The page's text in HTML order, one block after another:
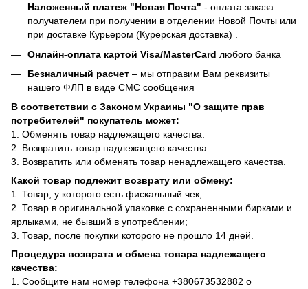
Наложенный платеж "Новая Почта" - оплата заказа
получателем при получении в отделении Новой Почты или
при доставке Курьером (Курерская доставка) .
Онлайн-оплата картой Visa/MasterCard любого банка
Безналичный расчет – мы отправим Вам реквизиты
нашего ФЛП в виде СМС сообщения
В соответствии с Законом Украины "О защите прав
потребителей" покупатель может:
1. Обменять товар надлежащего качества.
2. Возвратить товар надлежащего качества.
3. Возвратить или обменять товар ненадлежащего качества.
Какой товар подлежит возврату или обмену:
1. Товар, у которого есть фискальный чек;
2. Товар в оригинальной упаковке с сохраненными бирками и
ярлыками, не бывший в употреблении;
3. Товар, после покупки которого не прошло 14 дней.
Процедура возврата и обмена товара надлежащего
качества:
1. Сообщите нам номер телефона +380673532882 о